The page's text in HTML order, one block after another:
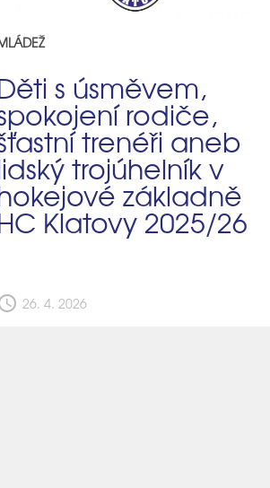
s úsměvem,
rodiče,
trenéři aneb
trojúhelník v
základně
Klatovy 2025/26
26. 4. 2026